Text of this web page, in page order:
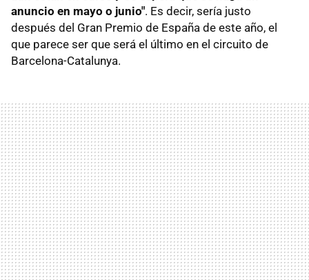
anuncio en mayo o junio". Es decir, sería justo
después del Gran Premio de España de este año, el
que parece ser que será el último en el circuito de
Barcelona-Catalunya.